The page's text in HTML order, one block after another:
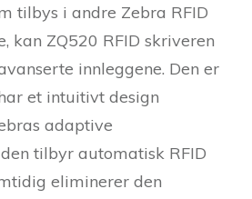
tilbys i andre Zebra RFID
kan ZQ520 RFID skriveren
innleggene. Den er
et intuitivt design
adaptive
tilbyr automatisk RFID
eliminerer den